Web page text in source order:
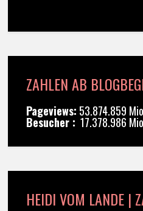
ZAHLEN AB
Pageviews: 53.874.859 Mio
Besucher : 17.378.986 Mio
HEIDI VOM LANDE |